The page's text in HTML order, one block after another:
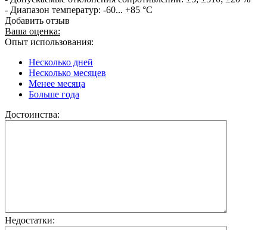
- Диапазон температур: -60... +85 °С
Добавить отзыв
Ваша оценка:
Опыт использования:
Несколько дней
Несколько месяцев
Менее месяца
Больше года
Достоинства:
Недостатки: